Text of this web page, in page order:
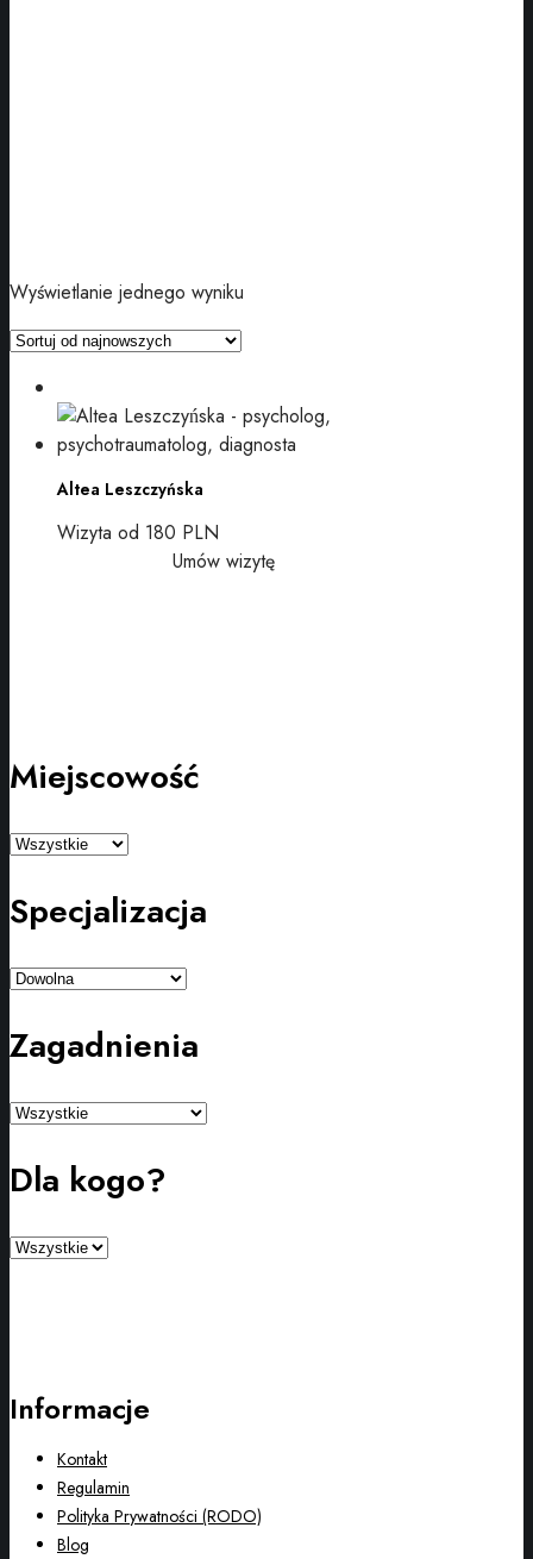
Wyświetlanie jednego wyniku
Altea Leszczyńska
Wizyta od 180 PLN
Umów wizytę
Miejscowość
Specjalizacja
Zagadnienia
Dla kogo?
Informacje
Kontakt
Regulamin
Polityka Prywatności (RODO)
Blog